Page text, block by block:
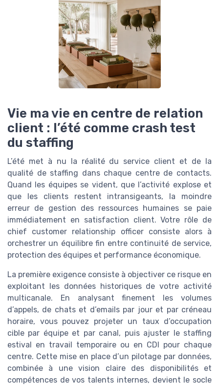
Vie ma vie en centre de relation
client : l’été comme crash test
du staffing
L’été met à nu la réalité du service client et de la
qualité de staffing dans chaque centre de contacts.
Quand les équipes se vident, que l’activité explose et
que les clients restent intransigeants, la moindre
erreur de gestion des ressources humaines se paie
immédiatement en satisfaction client. Votre rôle de
chief customer relationship officer consiste alors à
orchestrer un équilibre fin entre continuité de service,
protection des équipes et performance économique.
La première exigence consiste à objectiver ce risque en
exploitant les données historiques de votre activité
multicanale. En analysant finement les volumes
d’appels, de chats et d’emails par jour et par créneau
horaire, vous pouvez projeter un taux d’occupation
cible par équipe et par canal, puis ajuster le staffing
estival en travail temporaire ou en CDI pour chaque
centre. Cette mise en place d’un pilotage par données,
combinée à une vision claire des disponibilités et
compétences de vos talents internes, devient le socle